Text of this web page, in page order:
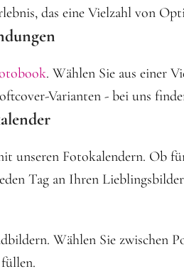
das eine Vielzahl von
. Wählen Sie aus einer
Varianten - bei uns
unseren Fotokalendern. Ob
Tag an Ihren
Wählen Sie zwischen